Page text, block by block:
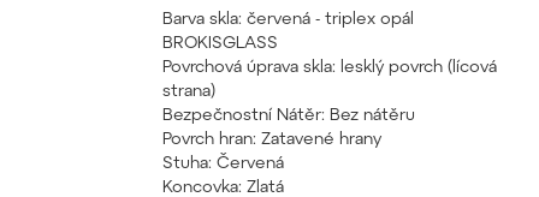
Barva skla: červená - triplex opál
BROKISGLASS
Povrchová úprava skla: lesklý povrch (lícová
strana)
Bezpečnostní Nátěr: Bez nátěru
Povrch hran: Zatavené hrany
Stuha: Červená
Koncovka: Zlatá